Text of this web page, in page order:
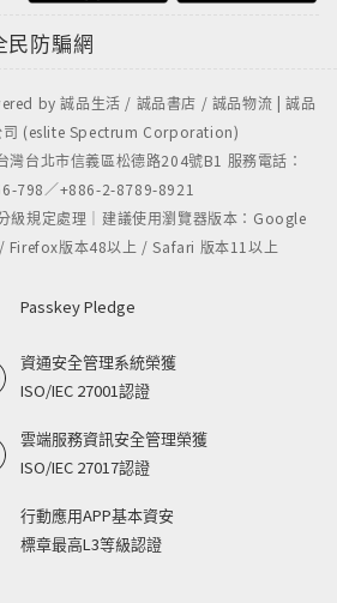
民防騙網
by 誠品生活 / 誠品書店 / 誠品物流 | 誠品
司 (eslite Spectrum Corporation)
台北市信義區松德路204號B1 服務電話：
798／+886-2-8789-8921
級規定處理｜建議使用瀏覽器版本：Google
Firefox版本48以上 / Safari 版本11以上
Passkey Pledge
資通安全管理系統榮獲
ISO/IEC 27001認證
雲端服務資訊安全管理榮獲
ISO/IEC 27017認證
行動應用APP基本資安
標章最高L3等級認證